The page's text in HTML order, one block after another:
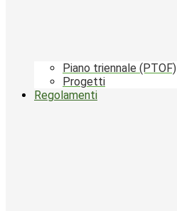
Piano triennale (PTOF)
Progetti
Regolamenti